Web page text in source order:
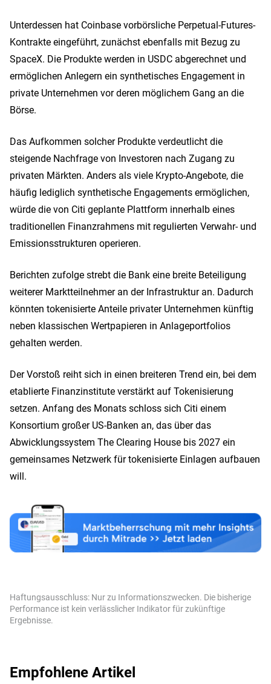
Unterdessen hat Coinbase vorbörsliche Perpetual-Futures-
Kontrakte eingeführt, zunächst ebenfalls mit Bezug zu
SpaceX. Die Produkte werden in USDC abgerechnet und
ermöglichen Anlegern ein synthetisches Engagement in
private Unternehmen vor deren möglichem Gang an die
Börse.
Das Aufkommen solcher Produkte verdeutlicht die
steigende Nachfrage von Investoren nach Zugang zu
privaten Märkten. Anders als viele Krypto-Angebote, die
häufig lediglich synthetische Engagements ermöglichen,
würde die von Citi geplante Plattform innerhalb eines
traditionellen Finanzrahmens mit regulierten Verwahr- und
Emissionsstrukturen operieren.
Berichten zufolge strebt die Bank eine breite Beteiligung
weiterer Marktteilnehmer an der Infrastruktur an. Dadurch
könnten tokenisierte Anteile privater Unternehmen künftig
neben klassischen Wertpapieren in Anlageportfolios
gehalten werden.
Der Vorstoß reiht sich in einen breiteren Trend ein, bei dem
etablierte Finanzinstitute verstärkt auf Tokenisierung
setzen. Anfang des Monats schloss sich Citi einem
Konsortium großer US-Banken an, das über das
Abwicklungssystem The Clearing House bis 2027 ein
gemeinsames Netzwerk für tokenisierte Einlagen aufbauen
will.
Haftungsausschluss: Nur zu Informationszwecken. Die bisherige
Performance ist kein verlässlicher Indikator für zukünftige
Ergebnisse.
Empfohlene Artikel